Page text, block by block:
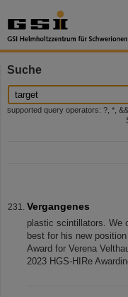
Suche
supported query operators: ?, *,
Vergangenes
plastic scintillators. We
best for his new
Award for Verena
2023 HGS-HIRe